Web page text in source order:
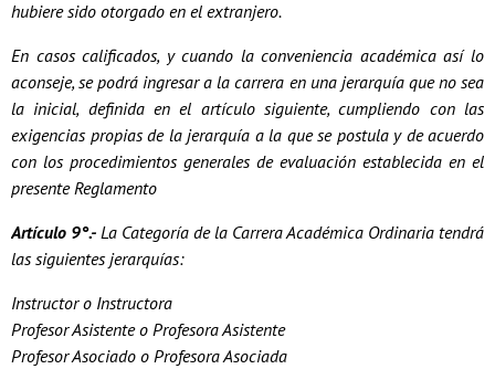
hubiere sido otorgado en el extranjero.
En casos calificados, y cuando la conveniencia académica así lo
aconseje, se podrá ingresar a la carrera en una jerarquía que no sea
la inicial, definida en el artículo siguiente, cumpliendo con las
exigencias propias de la jerarquía a la que se postula y de acuerdo
con los procedimientos generales de evaluación establecida en el
presente Reglamento
Artículo 9°.- La Categoría de la Carrera Académica Ordinaria tendrá
las siguientes jerarquías:
Instructor o Instructora
Profesor Asistente o Profesora Asistente
Profesor Asociado o Profesora Asociada